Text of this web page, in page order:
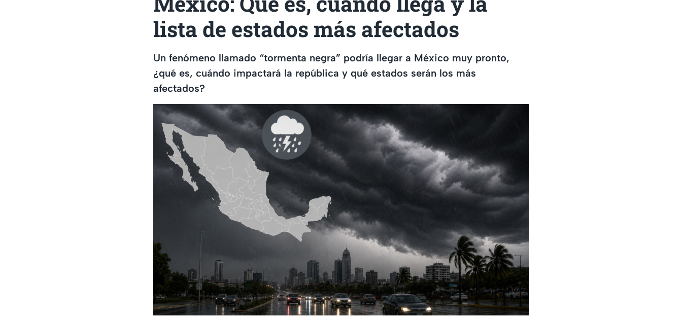
lista de estados más afectados
Un fenómeno llamado “tormenta negra” podría llegar a México muy pronto,
¿qué es, cuándo impactará la república y qué estados serán los más
afectados?